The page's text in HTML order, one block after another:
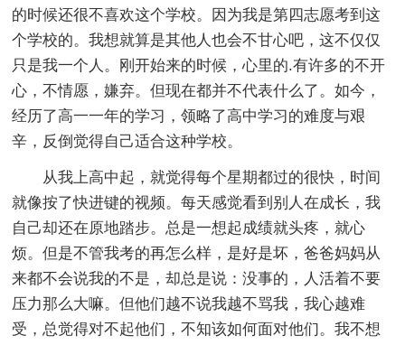
的时候还很不喜欢这个学校。因为我是第四志愿考到这
个学校的。我想就算是其他人也会不甘心吧，这不仅仅
只是我一个人。刚开始来的时候，心里的.有许多的不开
心，不情愿，嫌弃。但现在都并不代表什么了。如今，
经历了高一一年的学习，领略了高中学习的难度与艰
辛，反倒觉得自己适合这种学校。
从我上高中起，就觉得每个星期都过的很快，时间
就像按了快进键的视频。每天感觉看到别人在成长，我
自己却还在原地踏步。总是一想起成绩就头疼，就心
烦。但是不管我考的再怎么样，是好是坏，爸爸妈妈从
来都不会说我的不是，却总是说：没事的，人活着不要
压力那么大嘛。但他们越不说我越不骂我，我心越难
受，总觉得对不起他们，不知该如何面对他们。我不想